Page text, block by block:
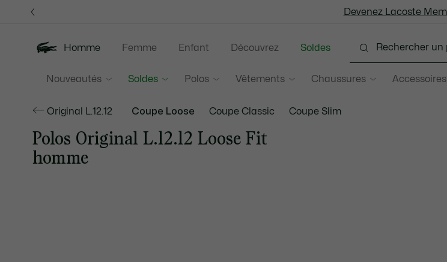
d’information
Retours gratuits
Devenez Lacoste
Soldes jusqu'à -
Homme
Nouveautés Soldes Polos Vêtements Chaussures Accessoires
Femme Enfant Découvrez Soldes
Original L.12.12 Coupe Loose Coupe Classic Coupe Slim
Polos Original L.12.12 Loose Fit
homme